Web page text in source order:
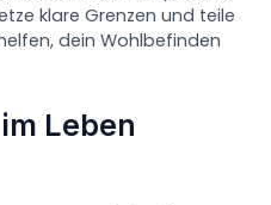
klare Grenzen und teile
dein Wohlbefinden
Leben